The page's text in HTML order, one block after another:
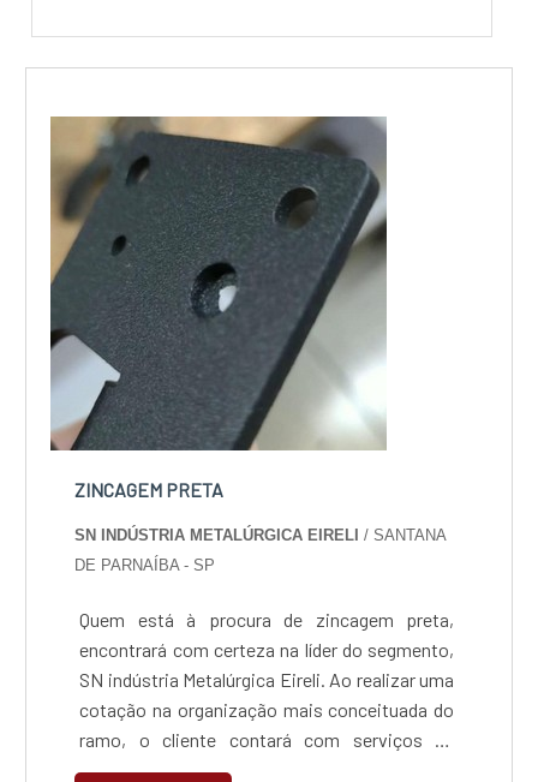
ZINCAGEM PRETA
SN INDÚSTRIA METALÚRGICA EIRELI/ SANTANA
DE PARNAÍBA - SP
Quem está à procura de zincagem preta,
encontrará com certeza na líder do segmento,
SN indústria Metalúrgica Eireli. Ao realizar uma
cotação na organização mais conceituada do
ramo, o cliente contará com serviços de
excelência e o suporte de especialistas para